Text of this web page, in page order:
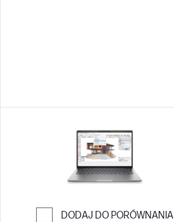
DODAJ DO PORÓWNANIA